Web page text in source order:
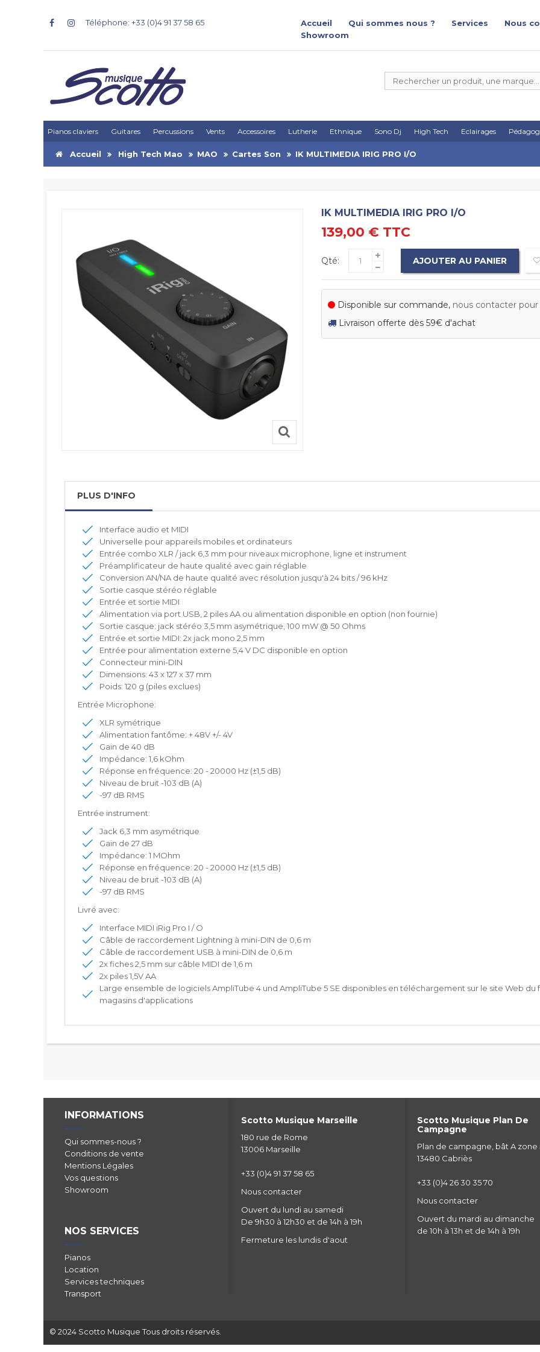
Téléphone: +33 (0)4 91 37 58 65 Accueil Qui sommes nous ? Services Nous
Showroom
Pianos claviers Guitares Percussions Vents Accessoires Lutherie Ethnique Sono Dj High Tech Eclairages
Accueil High Tech Mao MAO Cartes Son IK MULTIMEDIA IRIG PRO I/O
IK MULTIMEDIA IRIG PRO I/O
139,00 € TTC
Qté: AJOUTER AU PANIER
Disponible sur commande, nous contacter pour
Livraison offerte dès 59€ d'achat
PLUS D'INFO
Interface audio et MIDI
Universelle pour appareils mobiles et ordinateurs
Entrée combo XLR / jack 6,3 mm pour niveaux microphone, ligne et instrument
Préamplificateur de haute qualité avec gain réglable
Conversion AN/NA de haute qualité avec résolution jusqu'à 24 bits / 96 kHz
Sortie casque stéréo réglable
Entrée et sortie MIDI
Alimentation via port USB, 2 piles AA ou alimentation disponible en option (non fournie)
Sortie casque: jack stéréo 3,5 mm asymétrique, 100 mW @ 50 Ohms
Entrée et sortie MIDI: 2x jack mono 2,5 mm
Entrée pour alimentation externe 5,4 V DC disponible en option
Connecteur mini-DIN
Dimensions: 43 x 127 x 37 mm
Poids: 120 g (piles exclues)
Entrée Microphone:
XLR symétrique
Alimentation fantôme: + 48V +/- 4V
Gain de 40 dB
Impédance: 1,6 kOhm
Réponse en fréquence: 20 - 20000 Hz (±1,5 dB)
Niveau de bruit -103 dB (A)
-97 dB RMS
Entrée instrument:
Jack 6,3 mm asymétrique
Gain de 27 dB
Impédance: 1 MOhm
Réponse en fréquence: 20 - 20000 Hz (±1,5 dB)
Niveau de bruit -103 dB (A)
-97 dB RMS
Livré avec:
Interface MIDI iRig Pro I / O
Câble de raccordement Lightning à mini-DIN de 0,6 m
Câble de raccordement USB à mini-DIN de 0,6 m
2x fiches 2,5 mm sur câble MIDI de 1,6 m
2x piles 1,5V AA
Large ensemble de logiciels AmpliTube 4 und AmpliTube 5 SE disponibles en téléchargement sur le site Web du
magasins d'applications
INFORMATIONS
Qui sommes-nous ?
Conditions de vente
Mentions Légales
Vos questions
Showroom
NOS SERVICES
Pianos
Location
Services techniques
Transport
Scotto Musique Marseille
180 rue de Rome
13006 Marseille
+33 (0)4 91 37 58 65
Nous contacter
Ouvert du lundi au samedi
De 9h30 à 12h30 et de 14h à 19h
Fermeture les lundis d'aout
Scotto Musique Plan De
Campagne
Plan de campagne, bât A zone
13480 Cabriès
+33 (0)4 26 30 35 70
Nous contacter
Ouvert du mardi au dimanche
de 10h à 13h et de 14h à 19h
© 2024 Scotto Musique Tous droits réservés.